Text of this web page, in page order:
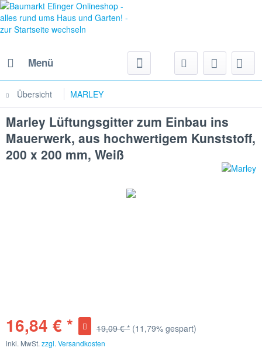
Menü
Übersicht MARLEY
Marley Lüftungsgitter zum Einbau ins
Mauerwerk, aus hochwertigem Kunststoff,
200 x 200 mm, Weiß
16,84 € * 19,09 € * (11,79% gespart)
inkl. MwSt. zzgl. Versandkosten